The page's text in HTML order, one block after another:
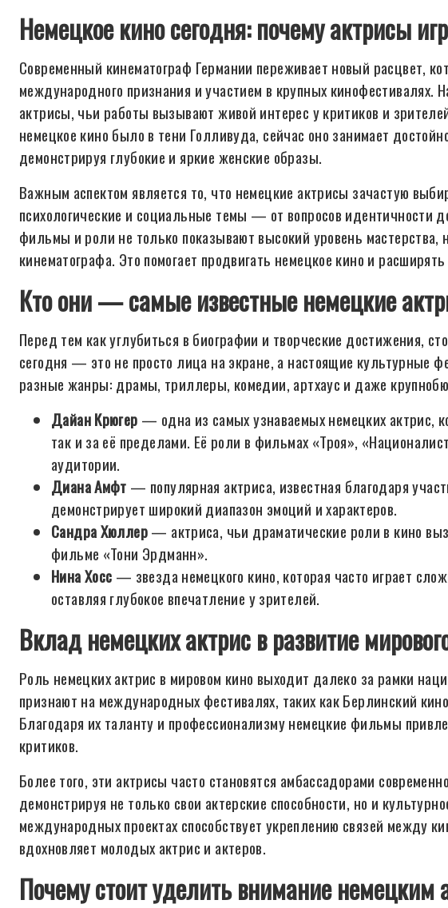
Немецкое кино сегодня: почему актрисы
Современный кинематограф Германии переживает новый расцвет,
международного признания и участием в крупных кинофестивалях.
актрисы, чьи работы вызывают живой интерес у критиков и
немецкое кино было в тени Голливуда, сейчас оно занимает
демонстрируя глубокие и яркие женские образы.
Важным аспектом является то, что немецкие актрисы зачастую
психологические и социальные темы — от вопросов идентичности
фильмы и роли не только показывают высокий уровень мастерства,
кинематографа. Это помогает продвигать немецкое кино и
Кто они — самые известные немецкие
Перед тем как углубиться в биографии и творческие достижения,
сегодня — это не просто лица на экране, а настоящие культурные
разные жанры: драмы, триллеры, комедии, артхаус и даже
Дайан Крюгер — одна из самых узнаваемых немецких актрис,
так и за её пределами. Её роли в фильмах «Троя»,
аудитории.
Диана Амфт — популярная актриса, известная благодаря
демонстрирует широкий диапазон эмоций и характеров.
Сандра Хюллер— актриса, чьи драматические роли в кино
фильме «Тони Эрдманн».
Нина Хосс — звезда немецкого кино, которая часто играет
оставляя глубокое впечатление у зрителей.
Вклад немецких актрис в развитие
Роль немецких актрис в мировом кино выходит далеко за рамки
признают на международных фестивалях, таких как Берлинский
Благодаря их таланту и профессионализму немецкие фильмы
критиков.
Более того, эти актрисы часто становятся амбассадорами
демонстрируя не только свои актерские способности, но и
международных проектах способствует укреплению связей между
вдохновляет молодых актрис и актеров.
Почему стоит уделить внимание немецким